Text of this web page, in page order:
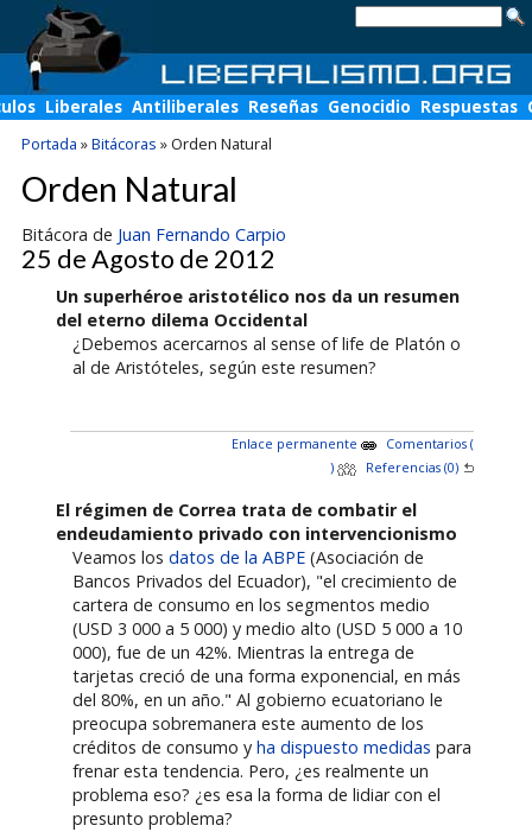
Liberales Antiliberales Reseñas Genocidio Respuestas
Portada »Bitácoras »Orden Natural
Orden Natural
Bitácora de Juan Fernando Carpio
25 de Agosto de 2012
Un superhéroe aristotélico nos da un resumen
del eterno dilema Occidental
¿Debemos acercarnos al sense of life de Platón o
al de Aristóteles, según este resumen?
Enlace permanente
Comentarios (
)
Referencias (0)
El régimen de Correa trata de combatir el
endeudamiento privado con intervencionismo
Veamos losdatos de la ABPE (Asociación de
Bancos Privados del Ecuador), "el crecimiento de
cartera de consumo en los segmentos medio
(USD 3 000 a 5 000) y medio alto (USD 5 000 a 10
000), fue de un 42%. Mientras la entrega de
tarjetas creció de una forma exponencial, en más
del 80%, en un año." Al gobierno ecuatoriano le
preocupa sobremanera este aumento de los
créditos de consumo yha dispuesto medidas para
frenar esta tendencia. Pero, ¿es realmente un
problema eso? ¿es esa la forma de lidiar con el
presunto problema?